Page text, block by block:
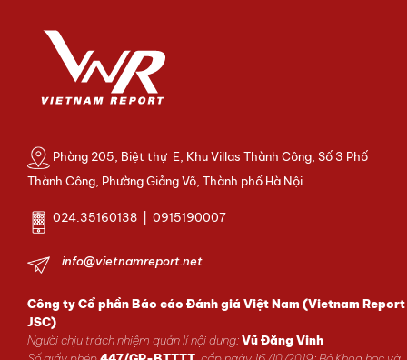
Phòng 205, Biệt thự E, Khu Villas Thành Công, Số 3 Phố
Thành Công, Phường Giảng Võ, Thành phố Hà Nội
024.35160138 | 0915190007
info@vietnamreport.net
Công ty Cổ phần Báo cáo Đánh giá Việt Nam (Vietnam Report
JSC)
Người chịu trách nhiệm quản lí nội dung:Vũ Đăng Vinh